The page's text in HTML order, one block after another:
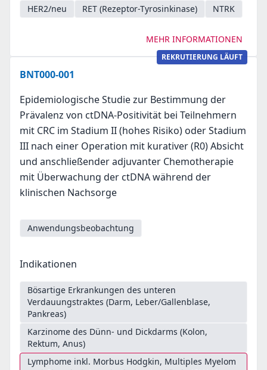
HER2/neu
RET (Rezeptor-Tyrosinkinase) NTRK
MEHR INFORMATIONEN
REKRUTIERUNG LÄUFT
BNT000-001
Epidemiologische Studie zur Bestimmung der
Prävalenz von ctDNA-Positivität bei Teilnehmern
mit CRC im Stadium II (hohes Risiko) oder Stadium
III nach einer Operation mit kurativer (R0) Absicht
und anschließender adjuvanter Chemotherapie
mit Überwachung der ctDNA während der
klinischen Nachsorge
Anwendungsbeobachtung
Indikationen
Bösartige Erkrankungen des unteren
Verdauungstraktes (Darm, Leber/Gallenblase,
Pankreas)
Karzinome des Dünn- und Dickdarms (Kolon,
Rektum, Anus)
Lymphome inkl. Morbus Hodgkin, Multiples Myelom